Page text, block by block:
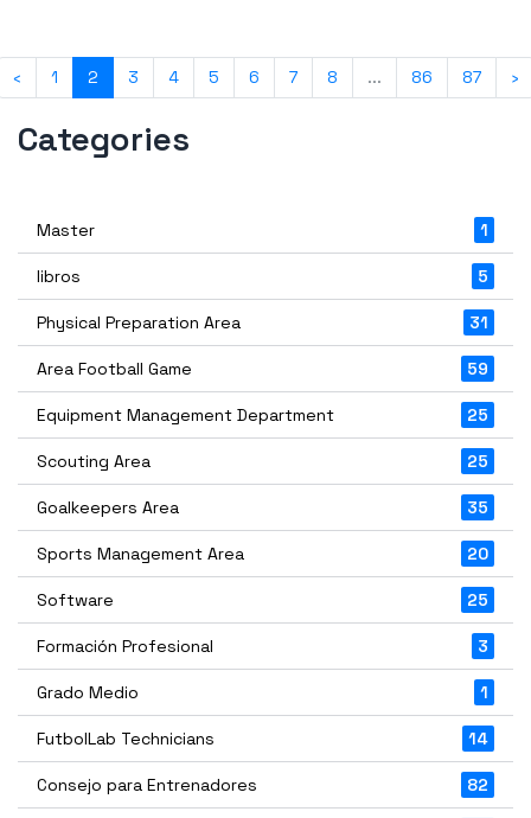
‹ 1 2 3 4 5 6 7 8 ... 86 87 ›
Categories
Master 1
libros 5
Physical Preparation Area 31
Area Football Game 59
Equipment Management Department 25
Scouting Area 25
Goalkeepers Area 35
Sports Management Area 20
Software 25
Formación Profesional 3
Grado Medio 1
FutbolLab Technicians 14
Consejo para Entrenadores 82